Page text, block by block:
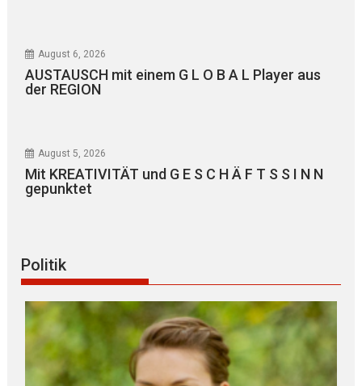
August 6, 2026
AUSTAUSCH mit einem G L O B A L Player aus
der REGION
August 5, 2026
Mit KREATIVITÄT und G E S C H Ä F T S S I N N
gepunktet
Politik